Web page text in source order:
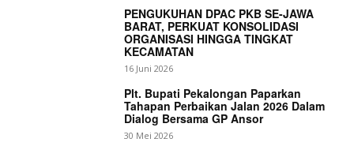
PENGUKUHAN DPAC PKB SE-JAWA
BARAT, PERKUAT KONSOLIDASI
ORGANISASI HINGGA TINGKAT
KECAMATAN
16 Juni 2026
Plt. Bupati Pekalongan Paparkan
Tahapan Perbaikan Jalan 2026 Dalam
Dialog Bersama GP Ansor
30 Mei 2026